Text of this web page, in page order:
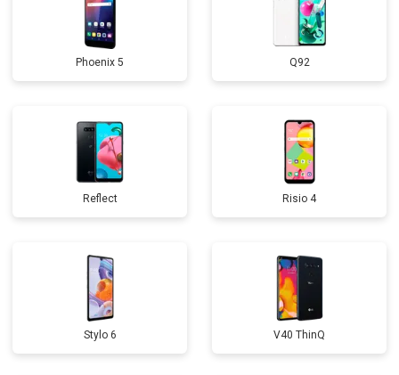
Phoenix 5 Q92
Reflect Risio 4
Stylo 6 V40 ThinQ